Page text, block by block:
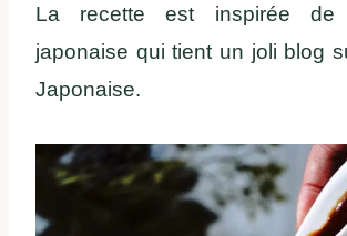
La recette est inspirée de
japonaise qui tient un joli blog
Japonaise.